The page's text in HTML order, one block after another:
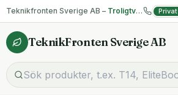
Teknikfronten Sverige AB – Troligtvis billigast på begagnad IT! Privat
TeknikFronten Sverige AB